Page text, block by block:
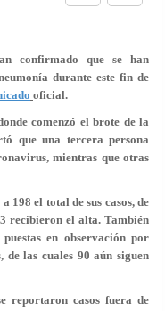
confirmado que se han
durante este fin de
oficial.
comenzó el brote de la
que una tercera persona
mientras que otras
198 el total de sus casos, de
recibieron el alta. También
en observación por
de las cuales 90 aún siguen
reportaron casos fuera de